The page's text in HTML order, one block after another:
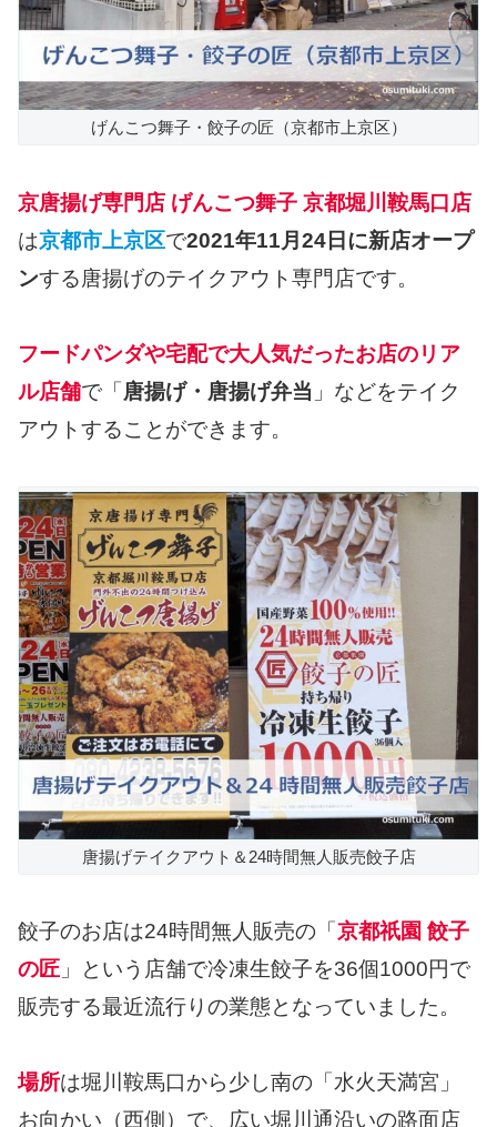
げんこつ舞子・餃子の匠（京都市上京区）
京唐揚げ専門店 げんこつ舞子 京都堀川鞍馬口店
は京都市上京区で2021年11月24日に新店オープ
ンする唐揚げのテイクアウト専門店です。
フードパンダや宅配で大人気だったお店のリア
ル店舗で「唐揚げ・唐揚げ弁当 」などをテイク
アウトすることができます。
唐揚げテイクアウト＆24時間無人販売餃子店
餃子のお店は24時間無人販売の「 京都祇園 餃子
の匠 」という店舗で冷凍生餃子を36個1000円で
販売する最近流行りの業態となっていました。
場所は堀川鞍馬口から少し南の「水火天満宮」
お向かい（西側）で、広い堀川通沿いの路面店